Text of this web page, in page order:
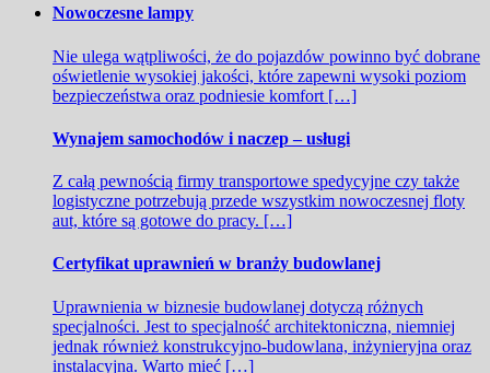
Nowoczesne lampy
Nie ulega wątpliwości, że do pojazdów powinno być dobrane
oświetlenie wysokiej jakości, które zapewni wysoki poziom
bezpieczeństwa oraz podniesie komfort […]
Wynajem samochodów i naczep – usługi
Z całą pewnością firmy transportowe spedycyjne czy także
logistyczne potrzebują przede wszystkim nowoczesnej floty
aut, które są gotowe do pracy. […]
Certyfikat uprawnień w branży budowlanej
Uprawnienia w biznesie budowlanej dotyczą różnych
specjalności. Jest to specjalność architektoniczna, niemniej
jednak również konstrukcyjno-budowlana, inżynieryjna oraz
instalacyjna. Warto mieć […]